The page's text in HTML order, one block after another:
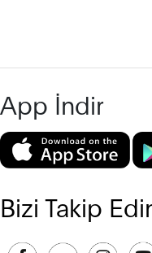
App İndir
Bizi Takip